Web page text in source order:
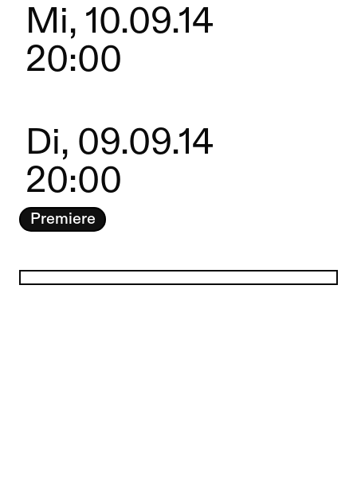
Mi, 10.09.14
20:00
Di, 09.09.14
20:00
Premiere